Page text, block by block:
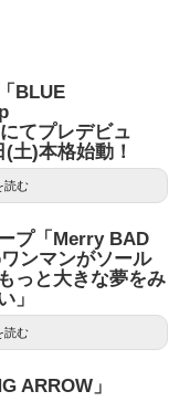
BLUE
てプレデビュ
土)本格始動！
読む
プ「Merry BAD
ンマンがソール
っと大きな夢をみ
」
読む
ARROW」